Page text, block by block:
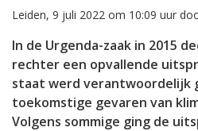
Leiden, 9 juli 2022 om 10:09 uur
In de Urgenda-zaak in 2015
rechter een opvallende
staat werd verantwoordelijk
toekomstige gevaren van
Volgens sommige ging de